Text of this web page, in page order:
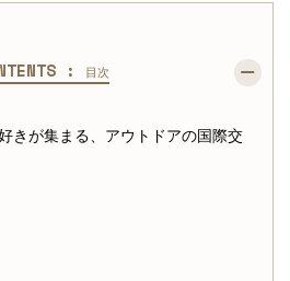
: 目次
きが集まる、アウトドアの国際交